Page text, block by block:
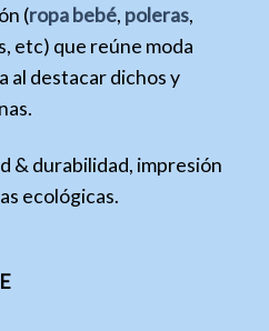
(ropa bebé, poleras,
etc) que reúne moda
al destacar dichos y
& durabilidad, impresión
ecológicas.